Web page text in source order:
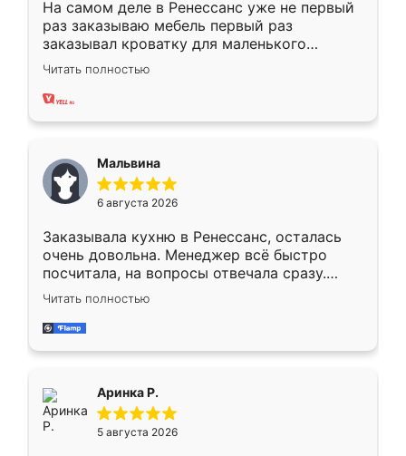
На самом деле в Ренессанс уже не первый
раз заказываю мебель первый раз
заказывал кроватку для маленького
ребёнка при его рождении ,во второй раз
заказал шкаф-купе. По качеству очень
хорошее сборка достаточно быстрая,
меньше, здесь же он более разнообразный.
Мне нравится ,если что-то потребуется из
мебели буду заказывать только здесь.
Читать полностью
Мальвина
6 августа 2026
Заказывала кухню в Ренессанс, осталась
очень довольна. Менеджер всё быстро
посчитала, на вопросы отвечала сразу.
Замерщик приехал в субботу, подошёл к
делу со всей ответственностью. Собрали
за день, ребята работали аккуратно, даже
Читать полностью
Аринка Р.
5 августа 2026